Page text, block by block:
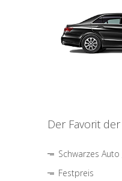
Der Favorit
Schwarzes
Festpreis